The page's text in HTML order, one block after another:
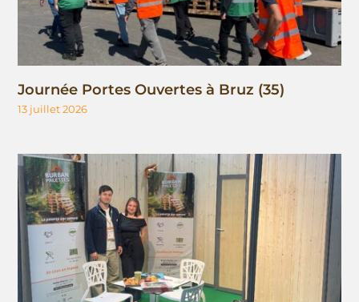
Journée Portes Ouvertes à Bruz (35)
13 juillet 2026